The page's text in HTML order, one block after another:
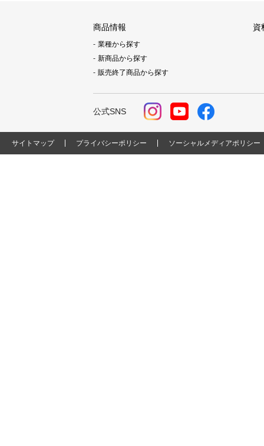
商品情報
業種から探す
新商品から探す
販売終了商品から探す
資
公式SNS
サイトマップ プライバシーポリシー ソーシャルメディアポリシー